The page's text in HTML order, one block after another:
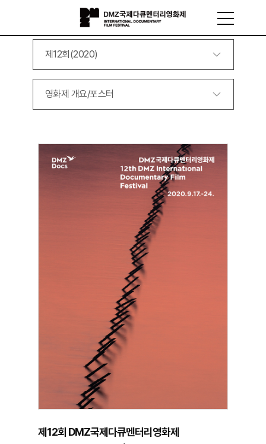
제12회(2020)
영화제 개요/포스터
제12회 DMZ국제다큐멘터리영화제